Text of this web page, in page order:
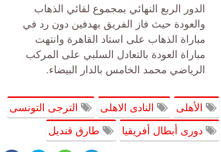
الدور الربع النهائي بمجموع لقائي الذهاب
والعودة حيث فاز الفريق بهدفين دون رد في
مباراة الذهاب على استاد القاهرة وانتهت
مباراة العودة بالتعادل السلبي على المركب
الرياضي محمد الخامس بالدار البيضاء.
الأهلى النادى الاهلى الترجى التونسى
دورى أبطال أفريقيا طارق قنديل